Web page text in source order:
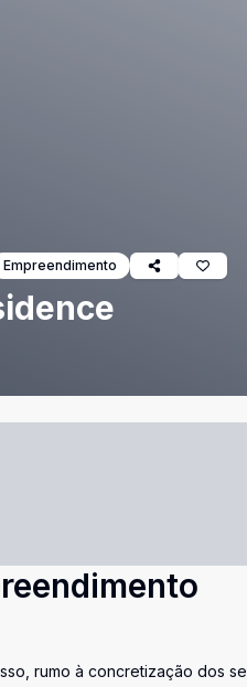
Empreendimento
rumo à concretização dos